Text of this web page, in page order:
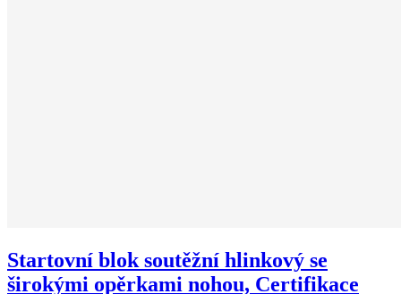
Startovní blok soutěžní hlinkový se
širokými opěrkami nohou, Certifikace